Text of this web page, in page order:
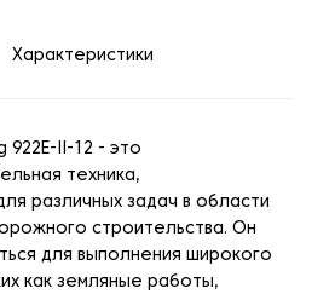
Характеристики
922E-II-12 - это
техника,
различных задач в области
строительства. Он
для выполнения широкого
как земляные работы,